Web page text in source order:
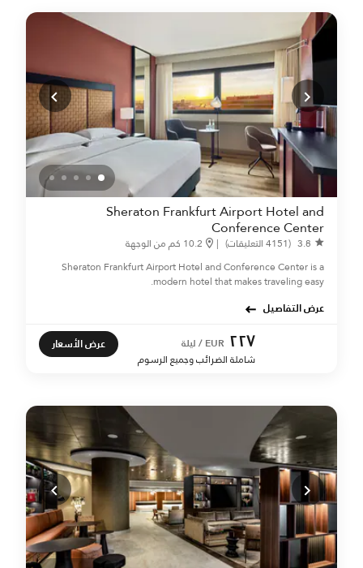
Sheraton Frankfurt Airport Hotel and
Conference Center
3.8 (4151 التعليقات) |
10.2 كم من الوجهة
Sheraton Frankfurt Airport Hotel and Conference Center is a
modern hotel that makes traveling easy.
عرض التفاصيل
٢٢٧ EUR / ليلة
شاملة الضرائب وجميع الرسوم
عرض الأسعار